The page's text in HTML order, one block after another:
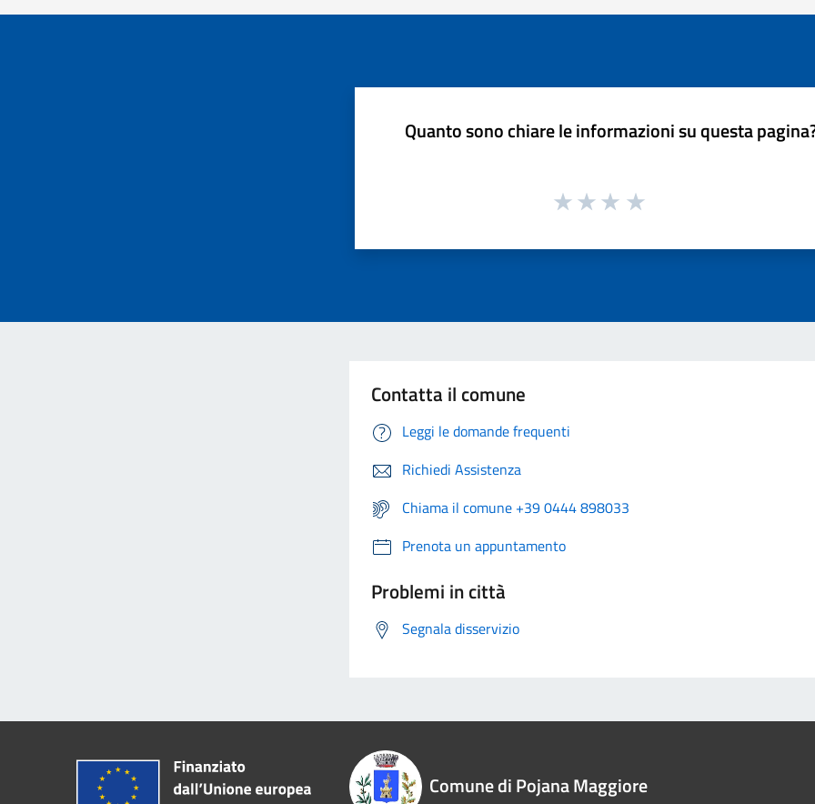
Quanto sono chiare le informazioni su questa
Contatta il comune
Leggi le domande frequenti
Richiedi Assistenza
Chiama il comune +39 0444 898033
Prenota un appuntamento
Problemi in città
Segnala disservizio
Comune di Pojana Maggiore